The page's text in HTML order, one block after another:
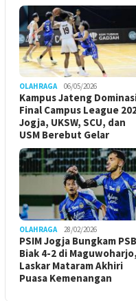
OLAHRAGA 06/05/2026
Kampus Jateng
Final Campus League
Jogja, UKSW, SCU, dan
USM Berebut Gelar
OLAHRAGA 28/02/2026
PSIM Jogja Bungkam
Biak 4-2 di Maguwoharjo,
Laskar Mataram Akhiri
Puasa Kemenangan